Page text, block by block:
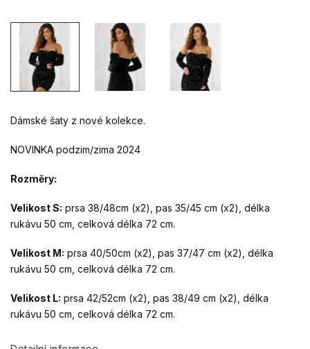
Dámské šaty z nové kolekce.
NOVINKA podzim/zima 2024
Rozměry:
Velikost S: prsa 38/48cm (x2), pas 35/45 cm (x2), délka
rukávu 50 cm, celková délka 72 cm.
Velikost M: prsa 40/50cm (x2), pas 37/47 cm (x2), délka
rukávu 50 cm, celková délka 72 cm.
Velikost L: prsa 42/52cm (x2), pas 38/49 cm (x2), délka
rukávu 50 cm, celková délka 72 cm.